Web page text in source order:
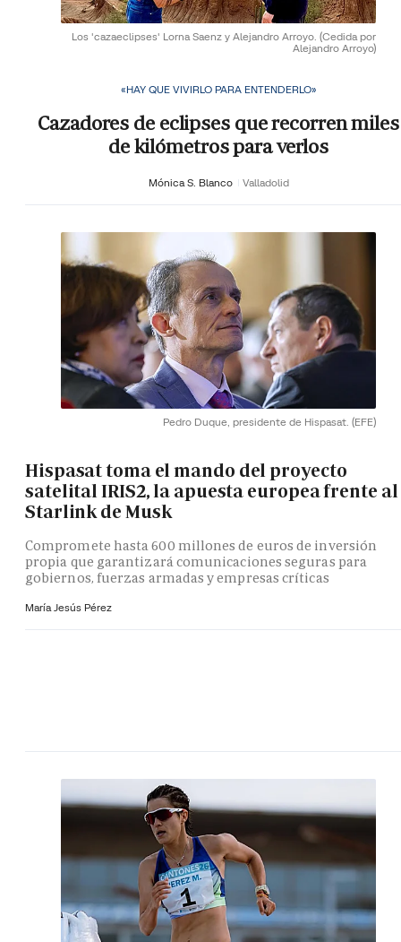
Los 'cazaeclipses' Lorna Saenz y Alejandro Arroyo. (Cedida por
Alejandro Arroyo)
«HAY QUE VIVIRLO PARA ENTENDERLO»
Cazadores de eclipses que recorren miles
de kilómetros para verlos
Mónica S. Blanco Valladolid
Pedro Duque, presidente de Hispasat. (EFE)
Hispasat toma el mando del proyecto
satelital IRIS2, la apuesta europea frente al
Starlink de Musk
Compromete hasta 600 millones de euros de inversión
propia que garantizará comunicaciones seguras para
gobiernos, fuerzas armadas y empresas críticas
María Jesús Pérez